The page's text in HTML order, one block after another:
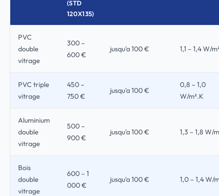
(STD
120X135)
PVC
double
vitrage
300 –
600 €
jusqu'a 100 € 1,1 – 1,4 W/
PVC triple
vitrage
450 –
750 €
jusqu'a 100 €
0,8 – 1,0
W/m².K
Aluminium
double
vitrage
500 –
900 €
jusqu'a 100 € 1,3 – 1,8 W/
Bois
double
vitrage
600 – 1
000 €
jusqu'a 100 € 1,0 – 1,4 W/